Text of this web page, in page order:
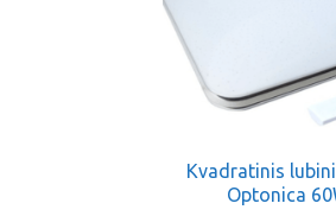
Kvadratinis
Optonica